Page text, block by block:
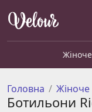
Головна Жіноче
Ботильони